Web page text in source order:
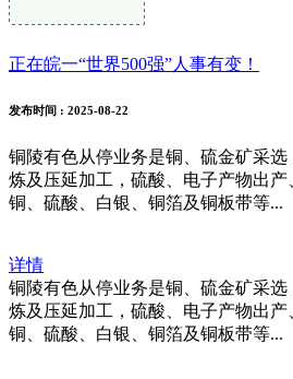
正在皖一“世界500强”人事有变！
发布时间 : 2025-08-22
铜陵有色从停业务是铜、硫金矿采
炼及压延加工，硫酸、电子产物出
铜、硫酸、白银、铜箔及铜板带等...
详情
铜陵有色从停业务是铜、硫金矿采
炼及压延加工，硫酸、电子产物出
铜、硫酸、白银、铜箔及铜板带等...